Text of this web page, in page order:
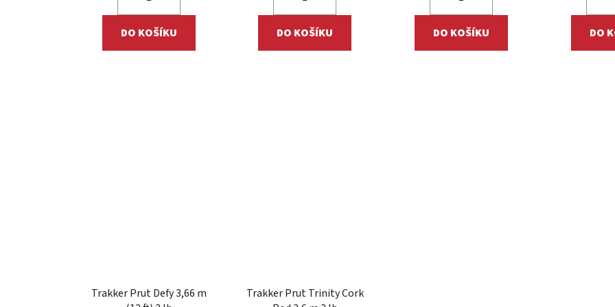
DO KOŠÍKU DO KOŠÍKU DO KOŠÍKU DO
Trakker Prut Defy 3,66 m
Trakker Prut Trinity Cork